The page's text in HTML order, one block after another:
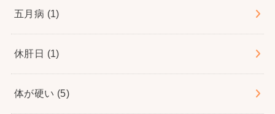
五月病 (1)
休肝日 (1)
体が硬い (5)